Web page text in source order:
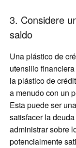
3. Considere
saldo
Una plástico de
utensilio
la plástico de
a menudo con un
Esta puede ser
satisfacer la
administrar sobre
potencialmente